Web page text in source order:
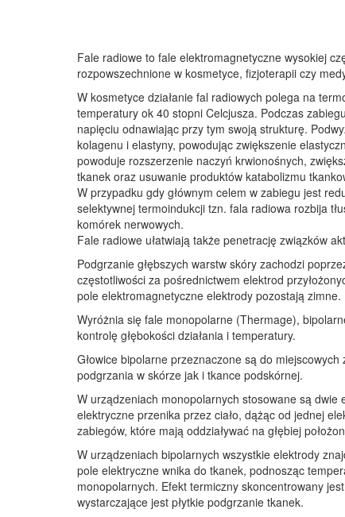
Fale radiowe to fale elektromagnetyczne wysokiej
rozpowszechnione w kosmetyce, fizjoterapii czy
W kosmetyce działanie fal radiowych polega na
temperatury ok 40 stopni Celcjusza. Podczas
napięciu odnawiając przy tym swoją strukturę.
kolagenu i elastyny, powodując zwiększenie
powoduje rozszerzenie naczyń krwionośnych,
tkanek oraz usuwanie produktów katabolizmu
W przypadku gdy głównym celem w zabiegu jest
selektywnej termoindukcji tzn. fala radiowa rozbija
komórek nerwowych.
Fale radiowe ułatwiają także penetrację związków
Podgrzanie głębszych warstw skóry zachodzi
częstotliwości za pośrednictwem elektrod
pole elektromagnetyczne elektrody pozostają zimne.
Wyróżnia się fale monopolarne (Thermage),
kontrolę głębokości działania i temperatury.
Głowice bipolarne przeznaczone są do
podgrzania w skórze jak i tkance podskórnej.
W urządzeniach monopolarnych stosowane są
elektryczne przenika przez ciało, dążąc od jednej
zabiegów, które mają oddziaływać na głębiej
W urządzeniach bipolarnych wszystkie elektrody
pole elektryczne wnika do tkanek, podnosząc
monopolarnych. Efekt termiczny skoncentrowany
wystarczające jest płytkie podgrzanie tkanek.